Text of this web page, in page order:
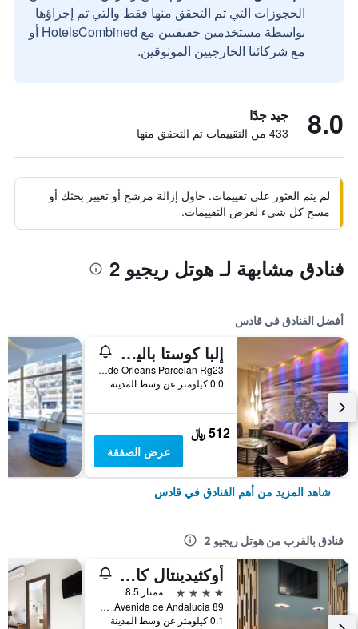
الحجوزات التي تم التحقق منها فقط والتي تم إجراؤها
بواسطة مستخدمين حقيقيين مع HotelsCombined أو
مع شركائنا الخارجيين الموثوقين.
8.0 جيد جدًا
433 من التقييمات تم التحقق منها
لم يتم العثور على تقييمات. حاول إزالة مرشح أو تغيير بحثك أو
مسح كل شيء لعرض التقييمات.
فنادق مشابهة لـ هوتل ريجيو 2
أفضل الفنادق في قادس
إلبا كوستا بالينا بيتش آند ثالاسو ريزورت
Avenida Carla de Orleans Parcelan Rg23, قادس, منطقة أندلوسيا, أسبانيا
0.0 كيلومتر عن وسط المدينة
512 ﷼
عرض الصفقة
شاهد المزيد من أهم الفنادق في قادس
فنادق بالقرب من هوتل ريجيو 2
أوكثيدينتال كاديث
4 نجوم
ممتاز 8.5
Avenida de Andalucia 89, قادس, منطقة أندلوسيا, أسبانيا
0.1 كيلومتر عن وسط المدينة